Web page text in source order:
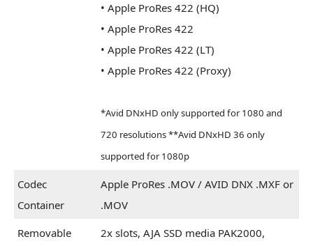
• Apple ProRes 422 (HQ)
• Apple ProRes 422
• Apple ProRes 422 (LT)
• Apple ProRes 422 (Proxy)
*Avid DNxHD only supported for 1080 and
720 resolutions **Avid DNxHD 36 only
supported for 1080p
Codec
Container
Apple ProRes .MOV / AVID DNX .MXF or
.MOV
Removable
2x slots, AJA SSD media PAK2000,